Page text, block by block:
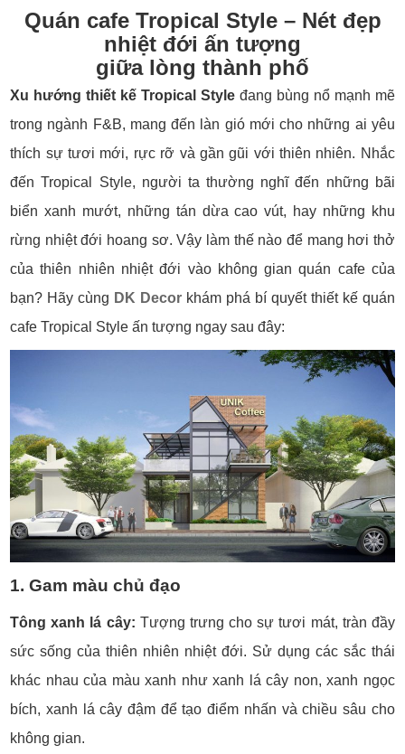
Quán cafe Tropical Style – Nét đẹp
nhiệt đới ấn tượng
giữa lòng thành phố
Xu hướng thiết kế Tropical Style đang bùng nổ mạnh mẽ
trong ngành F&B, mang đến làn gió mới cho những ai yêu
thích sự tươi mới, rực rỡ và gần gũi với thiên nhiên. Nhắc
đến Tropical Style, người ta thường nghĩ đến những bãi
biển xanh mướt, những tán dừa cao vút, hay những khu
rừng nhiệt đới hoang sơ. Vậy làm thế nào để mang hơi thở
của thiên nhiên nhiệt đới vào không gian quán cafe của
bạn? Hãy cùng DK Decor khám phá bí quyết thiết kế quán
cafe Tropical Style ấn tượng ngay sau đây:
1. Gam màu chủ đạo
Tông xanh lá cây: Tượng trưng cho sự tươi mát, tràn đầy
sức sống của thiên nhiên nhiệt đới. Sử dụng các sắc thái
khác nhau của màu xanh như xanh lá cây non, xanh ngọc
bích, xanh lá cây đậm để tạo điểm nhấn và chiều sâu cho
không gian.